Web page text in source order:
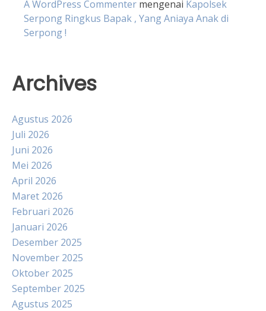
A WordPress Commenter mengenai Kapolsek
Serpong Ringkus Bapak , Yang Aniaya Anak di
Serpong !
Archives
Agustus 2026
Juli 2026
Juni 2026
Mei 2026
April 2026
Maret 2026
Februari 2026
Januari 2026
Desember 2025
November 2025
Oktober 2025
September 2025
Agustus 2025